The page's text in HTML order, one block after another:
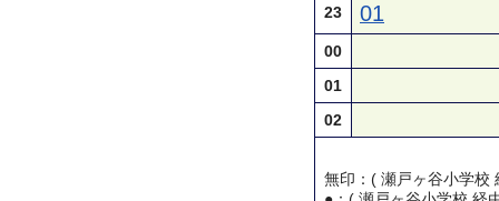
23 01
00
01
02
無印：( 瀬戸ヶ谷小学校